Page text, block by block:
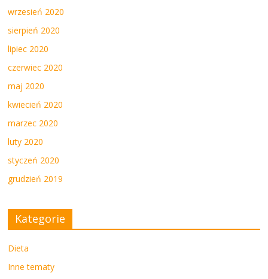
wrzesień 2020
sierpień 2020
lipiec 2020
czerwiec 2020
maj 2020
kwiecień 2020
marzec 2020
luty 2020
styczeń 2020
grudzień 2019
Kategorie
Dieta
Inne tematy